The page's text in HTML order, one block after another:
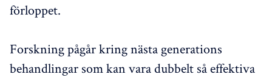
förloppet.
Forskning pågår kring nästa generations
behandlingar som kan vara dubbelt så effektiva